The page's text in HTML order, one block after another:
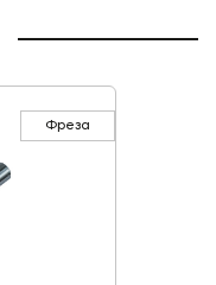
Фреза